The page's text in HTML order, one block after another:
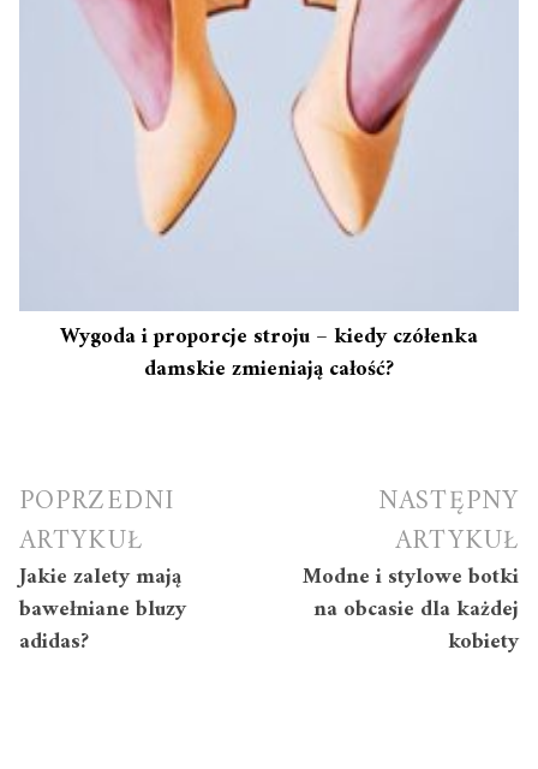
Wygoda i proporcje stroju – kiedy czółenka
damskie zmieniają całość?
Nawigacja
wpisu
POPRZEDNI
ARTYKUŁ
Jakie zalety mają
bawełniane bluzy
adidas?
NASTĘPNY
ARTYKUŁ
Modne i stylowe botki
na obcasie dla każdej
kobiety